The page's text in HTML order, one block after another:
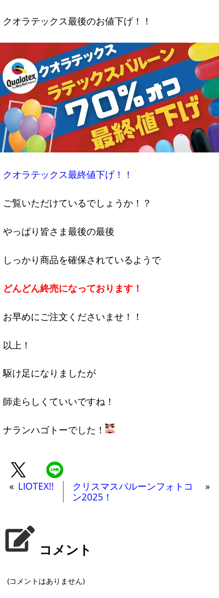
クオラテックス最後のお値下げ！！
クオラテックス最終値下げ！！
ご覧いただけているでしょうか！？
やっぱり皆さま最後の最後
しっかり商品を確保されているようで
どんどん終売になっております！
お早めにご注文くださいませ！！
以上！
駆け足になりましたが
師走らしくていいですね！
ナランハゴトーでした！
« LIOTEX!!
クリスマスバルーンフォトコ
ン2025！
»
コメント
(コメントはありません)